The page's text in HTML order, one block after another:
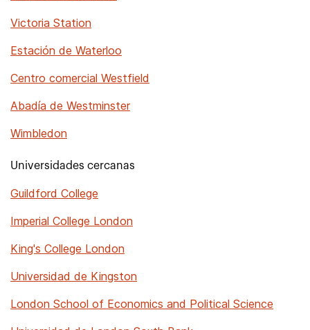
Victoria Station
Estación de Waterloo
Centro comercial Westfield
Abadía de Westminster
Wimbledon
Universidades cercanas
Guildford College
Imperial College London
King's College London
Universidad de Kingston
London School of Economics and Political Science